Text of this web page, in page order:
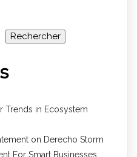
Rechercher
Trends in Ecosystem
on Derecho Storm
For Smart Businesses